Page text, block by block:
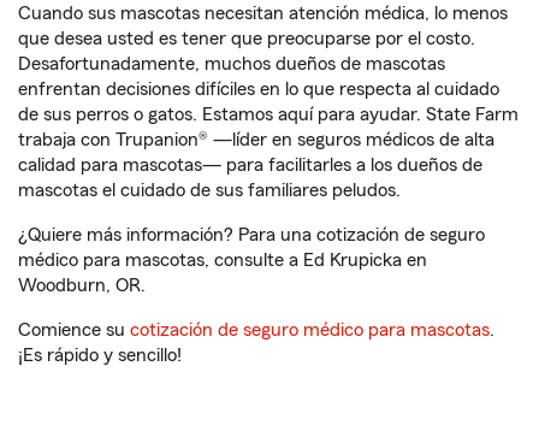
Cuando sus mascotas necesitan atención médica, lo menos
que desea usted es tener que preocuparse por el costo.
Desafortunadamente, muchos dueños de mascotas
enfrentan decisiones difíciles en lo que respecta al cuidado
de sus perros o gatos. Estamos aquí para ayudar. State Farm
trabaja con Trupanion® —líder en seguros médicos de alta
calidad para mascotas— para facilitarles a los dueños de
mascotas el cuidado de sus familiares peludos.
¿Quiere más información? Para una cotización de seguro
médico para mascotas, consulte a Ed Krupicka en
Woodburn, OR.
Comience su cotización de seguro médico para mascotas.
¡Es rápido y sencillo!